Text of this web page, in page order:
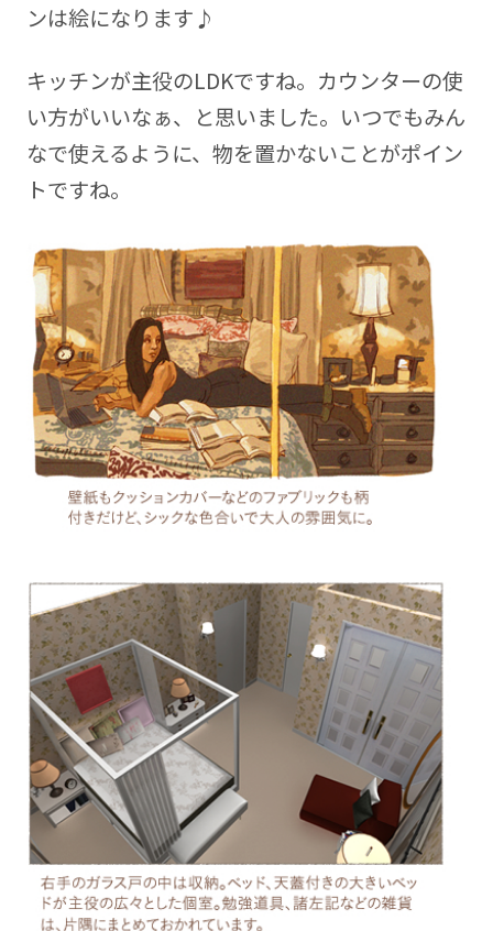
ンは絵になります♪
キッチンが主役のLDKですね。カウンターの使
い方がいいなぁ、と思いました。いつでもみん
なで使えるように、物を置かないことがポイン
トですね。